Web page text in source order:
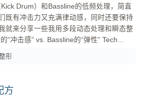
Drum）和Bassline的低频处理，简直
既有冲击力又充满律动感，同时还要保持
就来分享一些我用多段动态处理和瞬态整
低频就会互相...
形
方